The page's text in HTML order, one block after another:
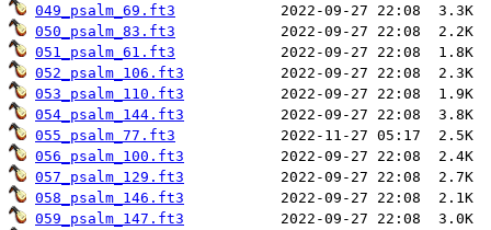
049_psalm_69.ft3
050_psalm_83.ft3
051_psalm_61.ft3
052_psalm_106.ft3
053_psalm_110.ft3
054_psalm_144.ft3
055_psalm_77.ft3
056_psalm_100.ft3
057_psalm_129.ft3
058_psalm_146.ft3
059_psalm_147.ft3